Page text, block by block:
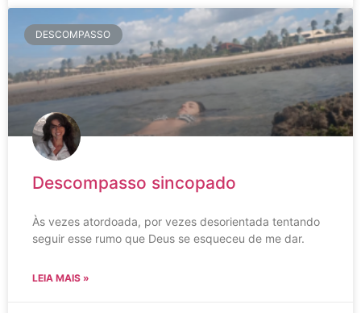
DESCOMPASSO
Descompasso sincopado
Às vezes atordoada, por vezes desorientada tentando
seguir esse rumo que Deus se esqueceu de me dar.
LEIA MAIS »